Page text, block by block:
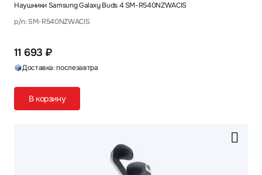
Наушники Samsung Galaxy Buds 4 SM-R540NZWACIS
p/n: SM-R540NZWACIS
11 693 ₽
Доставка: послезавтра
В корзину